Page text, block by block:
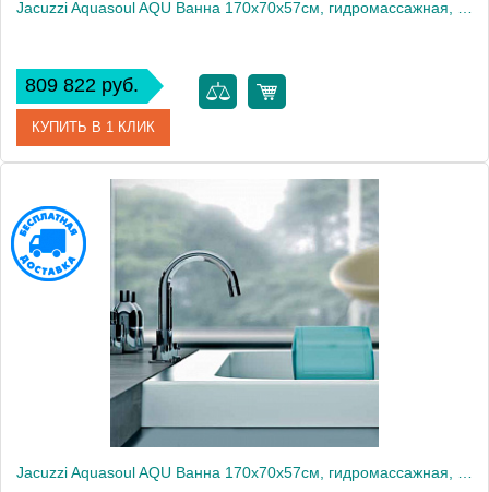
809 822 руб.
КУПИТЬ В 1 КЛИК
Артикул AQU-1006-2900 Dx
Производитель